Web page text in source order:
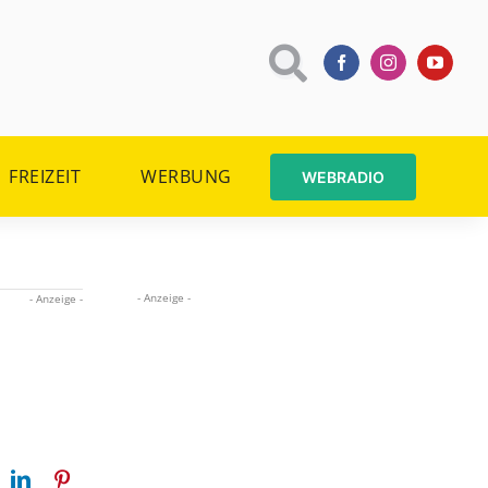
FREIZEIT WERBUNG WEBRADIO
- Anzeige - - Anzeige -